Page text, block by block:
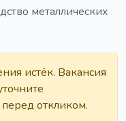
металлических
истёк. Вакансия
перед откликом.